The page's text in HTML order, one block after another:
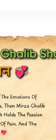
प्योर
नज़ाकत
वाली
सादगी
शायरियाँ
2026
😍